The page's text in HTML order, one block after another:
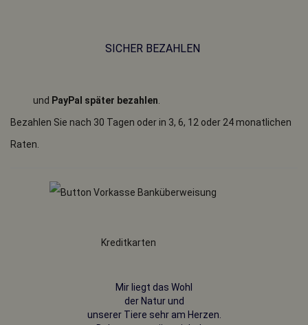
SICHER BEZAHLEN
und PayPal später bezahlen
Bezahlen Sie nach 30 Tagen oder in 3, 6, 12 oder 24 monatlichen
Raten.
Kreditkarten
Mir liegt das Wohl
der Natur und
unserer Tiere sehr am Herzen.